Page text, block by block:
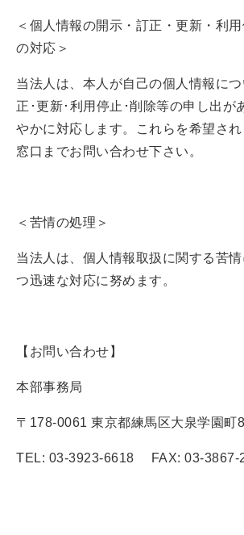
＜個人情報の開示・訂正・更新・利
の対応＞
当法人は、本人が自己の個人情報に
正･更新･利用停止･削除等の申し出が
やかに対応します。これらを希望さ
窓口までお問い合わせ下さい。
＜苦情の処理＞
当法人は、個人情報取扱に関する苦
つ迅速な対応に努めます。
【お問い合わせ】
本部事務局
〒178-0061 東京都練馬区大泉学園町
TEL: 03-3923-6618 FAX: 03-3867-